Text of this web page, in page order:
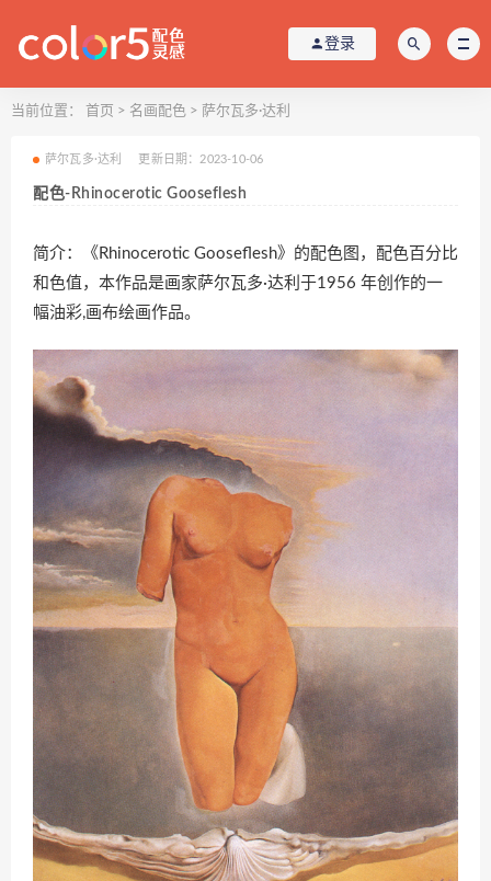
登录
当前位置： 首页 > 名画配色 > 萨尔瓦多·达利
萨尔瓦多·达利 更新日期：2023-10-06
配色-Rhinocerotic Gooseflesh
简介：《Rhinocerotic Gooseflesh》的配色图，配色百分比
和色值，本作品是画家萨尔瓦多·达利于1956 年创作的一
幅油彩,画布绘画作品。